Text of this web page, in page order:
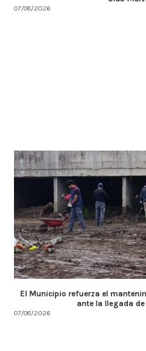
07/08/2026
El Municipio refuerza el
ante la llegada
07/08/2026